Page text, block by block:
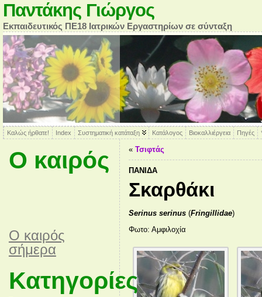
Παντάκης Γιώργος
Εκπαιδευτικός ΠΕ18 Ιατρικών Εργαστηρίων σε σύνταξη
Καλώς ήρθατε! Index Συστηματική κατάταξη Κατάλογος Βιοκαλλιέργεια Πηγές
Ο καιρός
O καιρός
σήμερα
Κατηγορίες
« Τσιφτάς
ΠΑΝΊΔΑ
Σκαρθάκι
Serinus serinus(Fringillidae)
Φωτο: Αμφιλοχία